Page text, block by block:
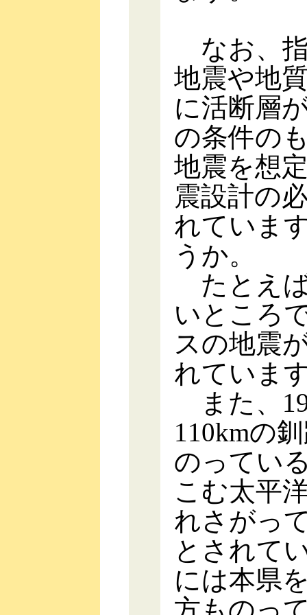
なお、
地震や地
に活断層
の条件の
地震を想
震設計の
れていま
うか。
たとえ
いところ
スの地震
れていま
また、
110kmの
のってい
こむ太平
れさがっ
とされて
には本県